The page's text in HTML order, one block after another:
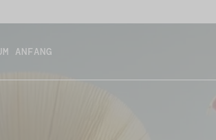
ANFANG